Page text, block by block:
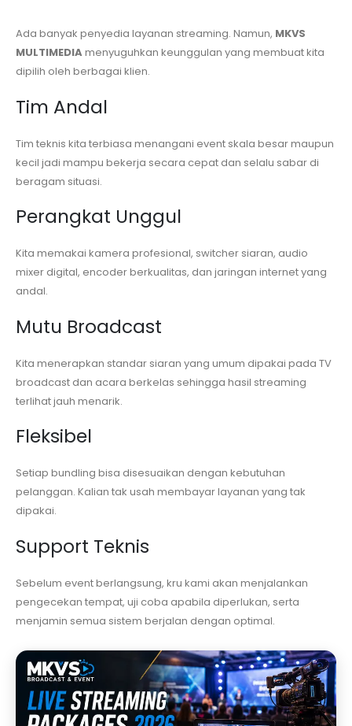
Ada banyak penyedia layanan streaming. Namun, MKVS
MULTIMEDIAmenyuguhkan keunggulan yang membuat kita
dipilih oleh berbagai klien.
Tim Andal
Tim teknis kita terbiasa menangani event skala besar maupun
kecil jadi mampu bekerja secara cepat dan selalu sabar di
beragam situasi.
Perangkat Unggul
Kita memakai kamera profesional, switcher siaran, audio
mixer digital, encoder berkualitas, dan jaringan internet yang
andal.
Mutu Broadcast
Kita menerapkan standar siaran yang umum dipakai pada TV
broadcast dan acara berkelas sehingga hasil streaming
terlihat jauh menarik.
Fleksibel
Setiap bundling bisa disesuaikan dengan kebutuhan
pelanggan. Kalian tak usah membayar layanan yang tak
dipakai.
Support Teknis
Sebelum event berlangsung, kru kami akan menjalankan
pengecekan tempat, uji coba apabila diperlukan, serta
menjamin semua sistem berjalan dengan optimal.